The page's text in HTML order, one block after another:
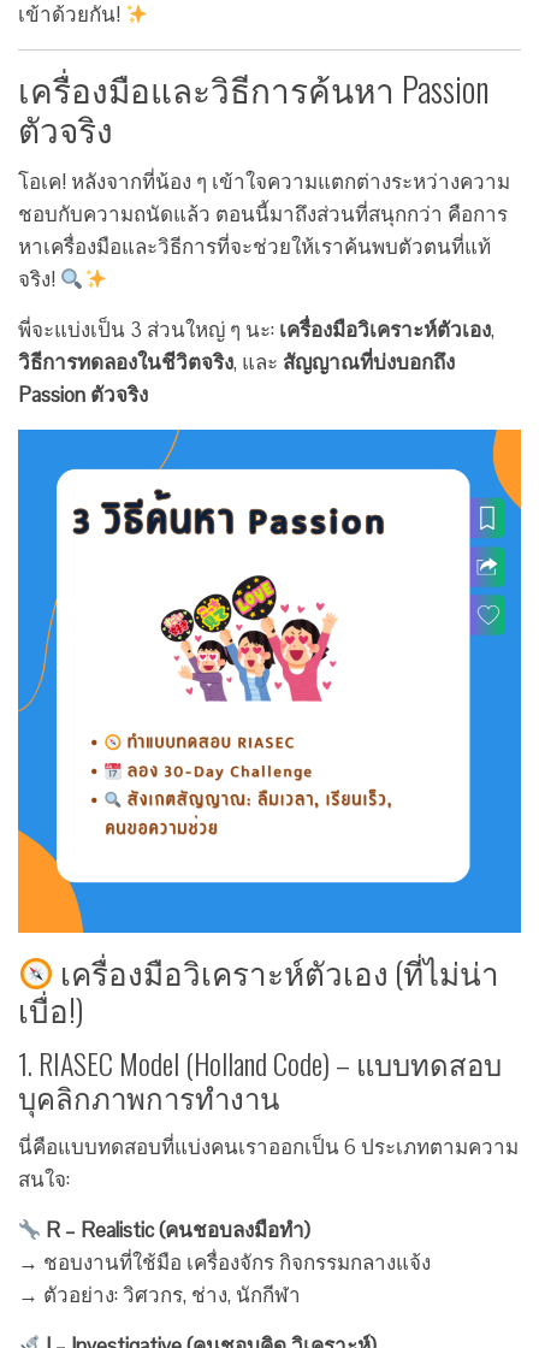
เข้าด้วยกัน!
เครื่องมือและวิธีการค้นหา Passion
ตัวจริง
โอเค! หลังจากที่น้อง ๆ เข้าใจความแตกต่างระหว่างความ
ชอบกับความถนัดแล้ว ตอนนี้มาถึงส่วนที่สนุกกว่า คือการ
หาเครื่องมือและวิธีการที่จะช่วยให้เราค้นพบตัวตนที่แท้
จริง!
พี่จะแบ่งเป็น 3 ส่วนใหญ่ ๆ นะ: เครื่องมือวิเคราะห์ตัวเอง,
วิธีการทดลองในชีวิตจริง, และ สัญญาณที่บ่งบอกถึง
Passion ตัวจริง
เครื่องมือวิเคราะห์ตัวเอง (ที่ไม่น่า
เบื่อ!)
1. RIASEC Model (Holland Code) – แบบทดสอบ
บุคลิกภาพการทำงาน
นี่คือแบบทดสอบที่แบ่งคนเราออกเป็น 6 ประเภทตามความ
สนใจ:
R – Realistic (คนชอบลงมือทำ)
→ ชอบงานที่ใช้มือ เครื่องจักร กิจกรรมกลางแจ้ง
→ ตัวอย่าง: วิศวกร, ช่าง, นักกีฬา